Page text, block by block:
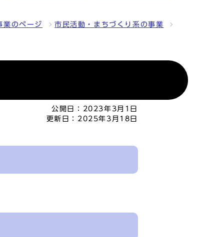
のページ 市民活動・まちづくり系の事業
公開日：
2023年3月1日
更新日： 2025年3月18日